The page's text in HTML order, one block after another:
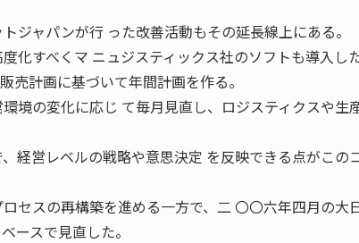
ジャパンが行 った改善活動もその延長線上にある。
化すべくマ ニュジスティックス社のソフトも導入した
売計画に基づいて年間計画を作る。
境の変化に応じ て毎月見直し、ロジスティクスや生
経営レベルの戦略や意思決定 を反映できる点がこの
セスの再構築を進める一方で、二 〇〇六年四月の大
ースで見直した。